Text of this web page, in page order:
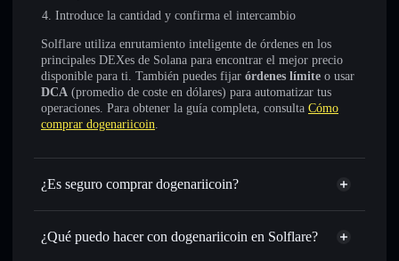
Introduce la cantidad y confirma el intercambio
Solflare utiliza enrutamiento inteligente de órdenes en los
principales DEXes de Solana para encontrar el mejor precio
disponible para ti. También puedes fijar órdenes límite o usar
DCA (promedio de coste en dólares) para automatizar tus
operaciones. Para obtener la guía completa, consulta Cómo
comprar dogenariicoin.
¿Es seguro comprar dogenariicoin?
dogenariicoin no está verificado
¿Qué puedo hacer con dogenariicoin en Solflare?